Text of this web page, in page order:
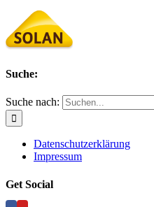
Suche:
Suche nach:
Datenschutzerklärung
Impressum
Get Social